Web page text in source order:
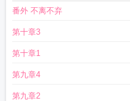
思幸福节奏幸福演唱
音乐 幸福旋律是什么意思
番外 不离不弃
第十章3
第十章1
第九章4
第九章2